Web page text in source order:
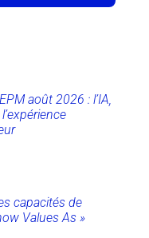
août 2026 : l’IA,
capacités de
Values As »